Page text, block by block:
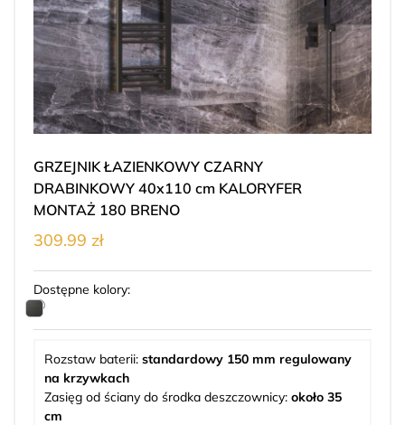
GRZEJNIK ŁAZIENKOWY CZARNY
DRABINKOWY 40x110 cm KALORYFER
MONTAŻ 180 BRENO
309.99 zł
Dostępne kolory:
Rozstaw baterii: standardowy 150 mm regulowany
na krzywkach
Zasięg od ściany do środka deszczownicy: około 35
cm